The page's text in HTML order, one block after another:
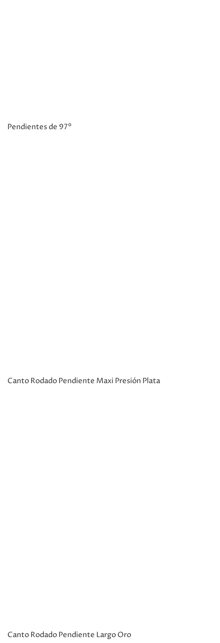
Pendientes de 97°
Canto Rodado Pendiente Maxi Presión Plata
Canto Rodado Pendiente Largo Oro